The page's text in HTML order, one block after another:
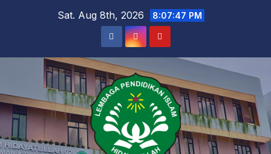
Sat. Aug 8th, 2026 8:07:48 PM